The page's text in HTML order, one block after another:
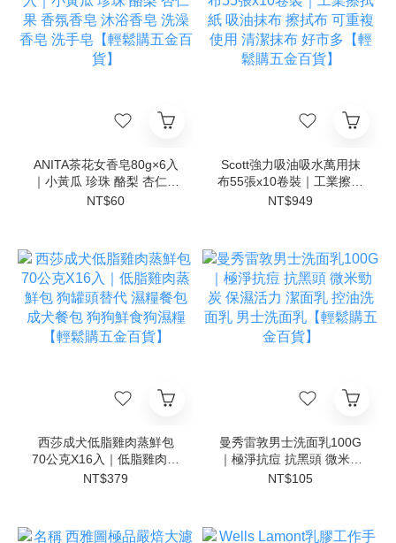
ANITA茶花女香皂80g×6入
｜小黃瓜 珍珠 酪梨 杏仁果
香氛香皂 沐浴香皂 洗澡香
NT$60
Scott強力吸油吸水萬用抹
布55張x10卷裝｜工業擦拭
紙 吸油抹布 擦拭布 可重複
NT$949
西莎成犬低脂雞肉蒸鮮包
70公克X16入｜低脂雞肉蒸
鮮包 狗罐頭替代 濕糧餐包
NT$379
曼秀雷敦男士洗面乳100G
｜極淨抗痘 抗黑頭 微米勁
炭 保濕活力 潔面乳 控油洗
NT$105